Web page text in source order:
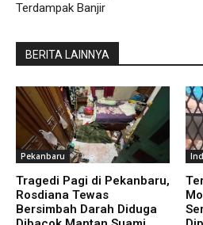
Terdampak Banjir
BERITA LAINNYA
Pekanbaru
Tragedi Pagi di Pekanbaru,
Rosdiana Tewas
Bersimbah Darah Diduga